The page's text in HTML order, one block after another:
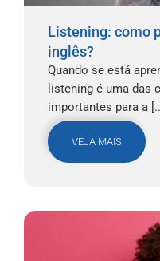
Listening: como
inglês?
Quando se está
listening é uma das
importantes para a
VEJA MAIS